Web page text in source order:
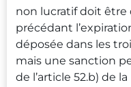
non lucratif doit être
précédant
déposée dans les
mais une sanction
de l’article 52.b) de la